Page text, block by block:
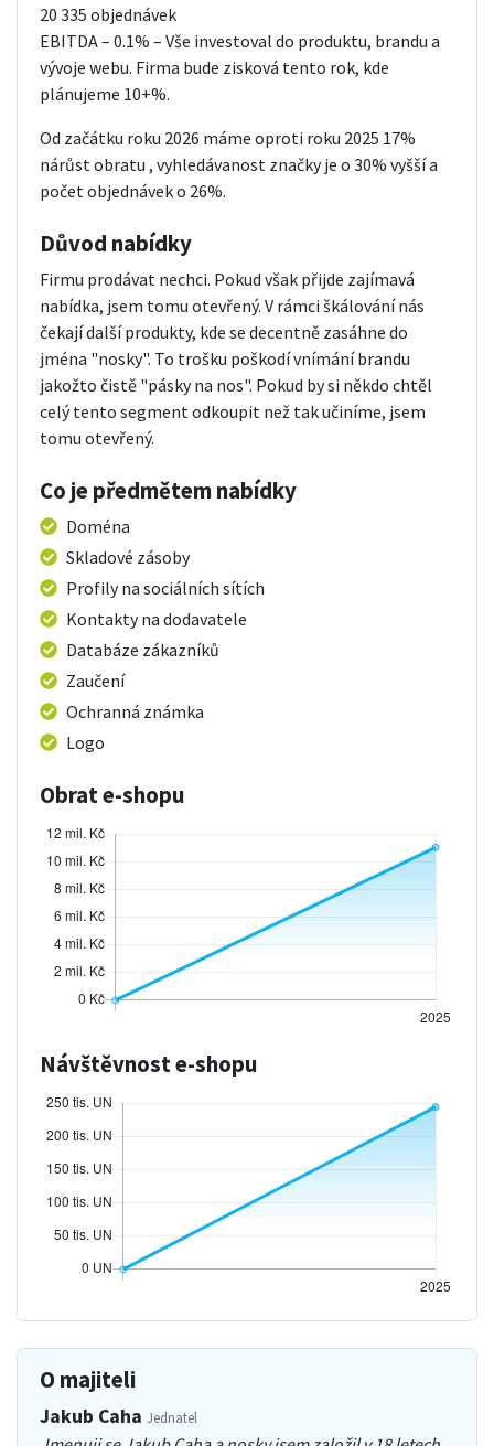
20 335 objednávek
EBITDA – 0.1% – Vše investoval do produktu, brandu a
vývoje webu. Firma bude zisková tento rok, kde
plánujeme 10+%.
Od začátku roku 2026 máme oproti roku 2025 17%
nárůst obratu , vyhledávanost značky je o 30% vyšší a
počet objednávek o 26%.
Důvod nabídky
Firmu prodávat nechci. Pokud však přijde zajímavá
nabídka, jsem tomu otevřený. V rámci škálování nás
čekají další produkty, kde se decentně zasáhne do
jména "nosky". To trošku poškodí vnímání brandu
jakožto čistě "pásky na nos". Pokud by si někdo chtěl
celý tento segment odkoupit než tak učiníme, jsem
tomu otevřený.
Co je předmětem nabídky
Doména
Skladové zásoby
Profily na sociálních sítích
Kontakty na dodavatele
Databáze zákazníků
Zaučení
Ochranná známka
Logo
Obrat e-shopu
Návštěvnost e-shopu
O majiteli
Jakub Caha Jednatel